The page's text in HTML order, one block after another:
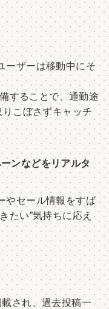
ーザーは移動中にそ
することで、通勤途
りこぼさずキャッチ
ンなどをリアルタ
やセール情報をすば
たい”気持ちに応え
され、過去投稿一